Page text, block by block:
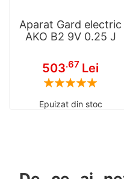
Aparat Gard electric
AKO B2 9V 0.25 J
503.67 Lei
Rating:
Epuizat din stoc